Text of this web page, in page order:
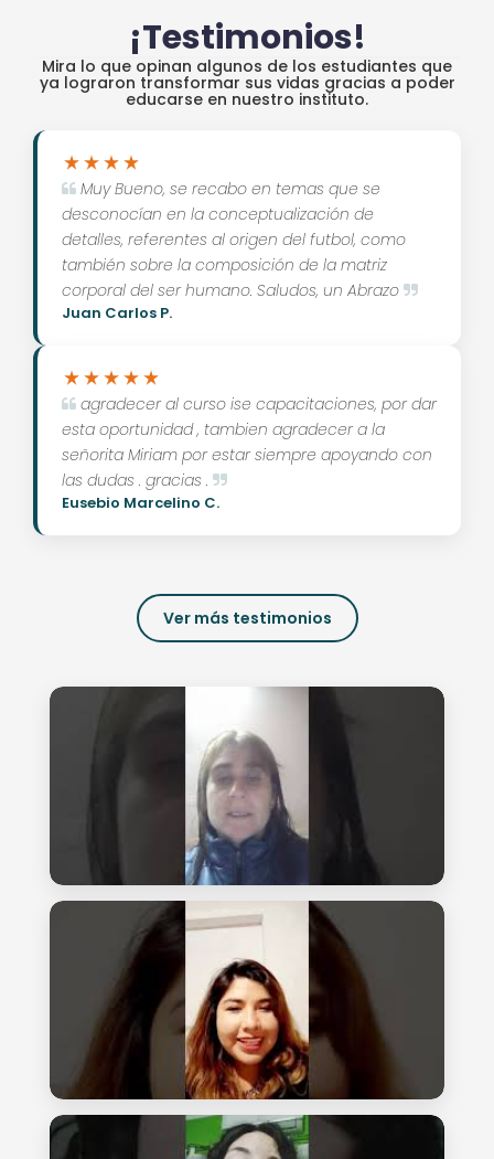
¡Testimonios!
Mira lo que opinan algunos de los estudiantes que
ya lograron transformar sus vidas gracias a poder
educarse en nuestro instituto.
Muy Bueno, se recabo en temas que se
desconocían en la conceptualización de
detalles, referentes al origen del futbol, como
también sobre la composición de la matriz
corporal del ser humano. Saludos, un Abrazo
Juan Carlos P.
agradecer al curso ise capacitaciones, por dar
esta oportunidad , tambien agradecer a la
señorita Miriam por estar siempre apoyando con
las dudas . gracias .
Eusebio Marcelino C.
Ver más testimonios